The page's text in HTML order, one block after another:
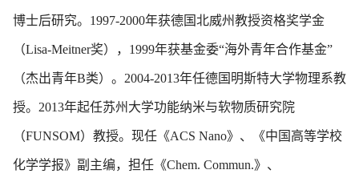
博士后研究。1997-2000年获德国北威州教授资格奖学金
（Lisa-Meitner奖），1999年获基金委“海外青年合作基金”
（杰出青年B类）。2004-2013年任德国明斯特大学物理系教
授。2013年起任苏州大学功能纳米与软物质研究院
（FUNSOM）教授。现任《ACS Nano》、《中国高等学校
化学学报》副主编，担任《Chem. Commun.》、